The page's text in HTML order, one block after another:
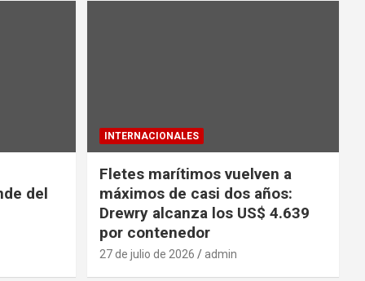
del
INTERNACIONALES
Fletes marítimos vuelven a
máximos de casi dos años:
Drewry alcanza los US$ 4.639
por contenedor
27 de julio de 2026 admin